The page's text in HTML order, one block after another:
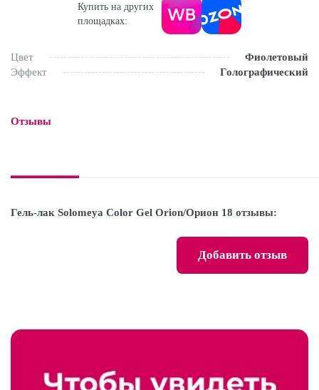
Купить на других
площадках:
Цвет
Фиолетовый
Эффект
Голографический
Отзывы
Гель-лак Solomeya Color Gel Orion/Орион 18 отзывы:
Добавить отзыв